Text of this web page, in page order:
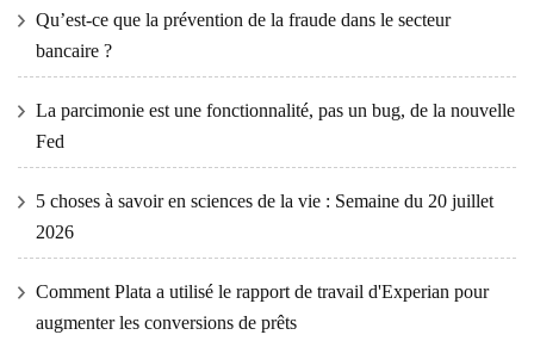
Qu’est-ce que la prévention de la fraude dans le secteur
bancaire ?
La parcimonie est une fonctionnalité, pas un bug, de la nouvelle
Fed
5 choses à savoir en sciences de la vie : Semaine du 20 juillet
2026
Comment Plata a utilisé le rapport de travail d'Experian pour
augmenter les conversions de prêts